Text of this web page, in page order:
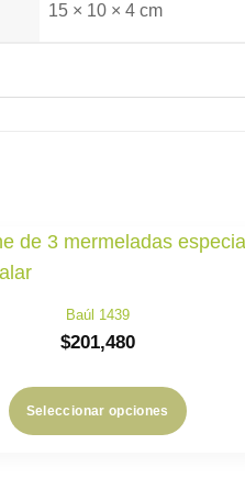
15 × 10 × 4 cm
Baúl 1439
$201,480
Seleccionar opciones